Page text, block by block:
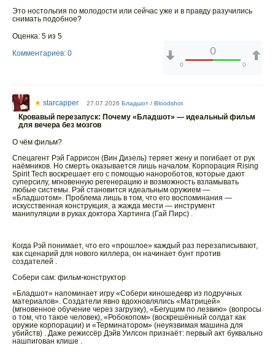
Это ностольгия по молодости или сейчас уже и в правду разучились
снимать подобное?
Оценка: 5 из 5
Комментариев: 0
0
0 0
★ starcapper 27.07.2026 Бладшот / Bloodshot
Кровавый перезапуск: Почему «Бладшот» — идеальный фильм
для вечера без мозгов
О чём фильм?
Спецагент Рэй Гаррисон (Вин Дизель) теряет жену и погибает от рук
наёмников. Но смерть оказывается лишь началом. Корпорация Rising
Spirit Tech воскрешает его с помощью нанороботов, которые дают
суперсилу, мгновенную регенерацию и возможность взламывать
любые системы. Рэй становится идеальным оружием —
«Бладшотом». Проблема лишь в том, что его воспоминания —
искусственная конструкция, а жажда мести — инструмент
манипуляции в руках доктора Хартинга (Гай Пирс) .
Когда Рэй понимает, что его «прошлое» каждый раз перезаписывают,
как сценарий для нового киллера, он начинает бунт против
создателей .
Собери сам: фильм-конструктор
«Бладшот» напоминает игру «Собери киношедевр из подручных
материалов». Создатели явно вдохновлялись «Матрицей»
(мгновенное обучение через загрузку), «Бегущим по лезвию» (вопросы
о том, что такое человек), «Робокопом» (воскрешённый солдат как
оружие корпорации) и «Терминатором» (неуязвимая машина для
убийств) . Даже режиссёр Дэйв Уилсон признаёт: первый акт буквально
нашпигован клише .